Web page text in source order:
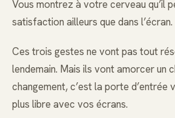
Vous montrez à votre cerveau qu’il
satisfaction ailleurs que dans l’écran.
Ces trois gestes ne vont pas tout
lendemain. Mais ils vont amorcer un
changement, c’est la porte d’entrée
plus libre avec vos écrans.